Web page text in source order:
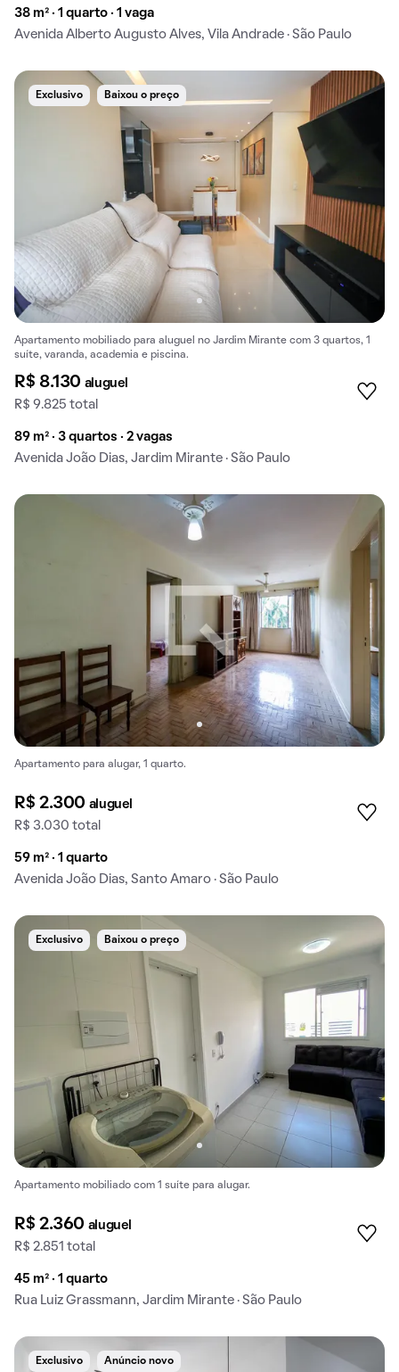
38 m² · 1 quarto · 1 vaga
Avenida Alberto Augusto Alves, Vila Andrade · São Paulo
Exclusivo Baixou o preço
Apartamento mobiliado para aluguel no Jardim Mirante com 3 quartos, 1
suíte, varanda, academia e piscina.
R$ 8.130 aluguel
R$ 9.825 total
89 m² · 3 quartos · 2 vagas
Avenida João Dias, Jardim Mirante · São Paulo
Apartamento para alugar, 1 quarto.
R$ 2.300 aluguel
R$ 3.030 total
59 m² · 1 quarto
Avenida João Dias, Santo Amaro · São Paulo
Exclusivo Baixou o preço
Apartamento mobiliado com 1 suíte para alugar.
R$ 2.360 aluguel
R$ 2.851 total
45 m² · 1 quarto
Rua Luiz Grassmann, Jardim Mirante · São Paulo
Exclusivo Anúncio novo